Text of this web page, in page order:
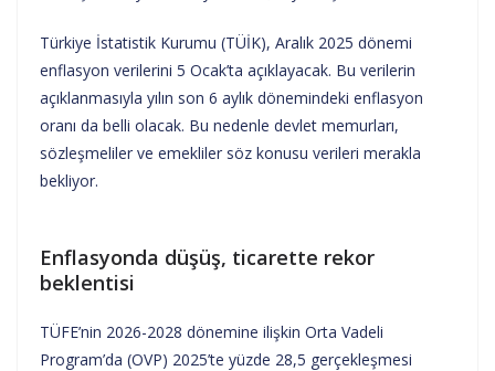
Türkiye İstatistik Kurumu (TÜİK), Aralık 2025 dönemi
enflasyon verilerini 5 Ocak’ta açıklayacak. Bu verilerin
açıklanmasıyla yılın son 6 aylık dönemindeki enflasyon
oranı da belli olacak. Bu nedenle devlet memurları,
sözleşmeliler ve emekliler söz konusu verileri merakla
bekliyor.
Enflasyonda düşüş, ticarette rekor
beklentisi
TÜFE’nin 2026-2028 dönemine ilişkin Orta Vadeli
Program’da (OVP) 2025’te yüzde 28,5 gerçekleşmesi